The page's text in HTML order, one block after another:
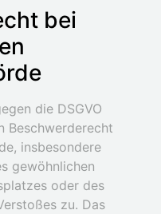
bei
die DSGVO
Beschwerderecht
insbesondere
gewöhnlichen
oder des
zu. Das